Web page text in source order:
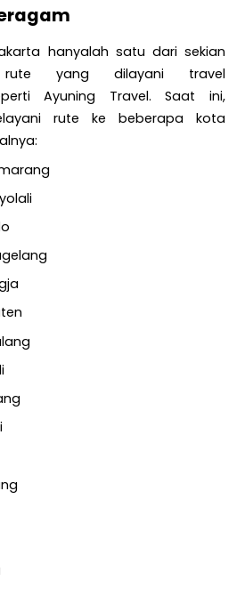
hanyalah satu dari sekian
yang dilayani travel
Ayuning Travel. Saat ini,
rute ke beberapa kota